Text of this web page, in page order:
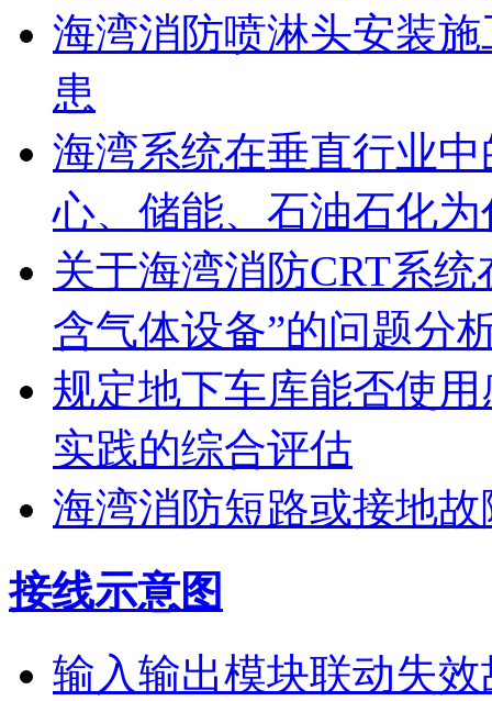
海湾消防喷淋头安装
患
海湾系统在垂直行业
心、储能、石油石化
关于海湾消防CRT系
含气体设备”的问题分
规定地下车库能否使
实践的综合评估
海湾消防短路或接地
接线示意图
输入输出模块联动失效